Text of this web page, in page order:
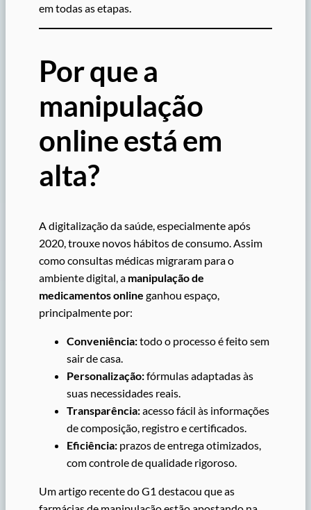
em todas as etapas.
Por que a
manipulação
online está em
alta?
A digitalização da saúde, especialmente após
2020, trouxe novos hábitos de consumo. Assim
como consultas médicas migraram para o
ambiente digital, a manipulação de
medicamentos online ganhou espaço,
principalmente por:
Conveniência:todo o processo é feito sem
sair de casa.
Personalização:fórmulas adaptadas às
suas necessidades reais.
Transparência:acesso fácil às informações
de composição, registro e certificados.
Eficiência: prazos de entrega otimizados,
com controle de qualidade rigoroso.
Um artigo recente do G1 destacou que as